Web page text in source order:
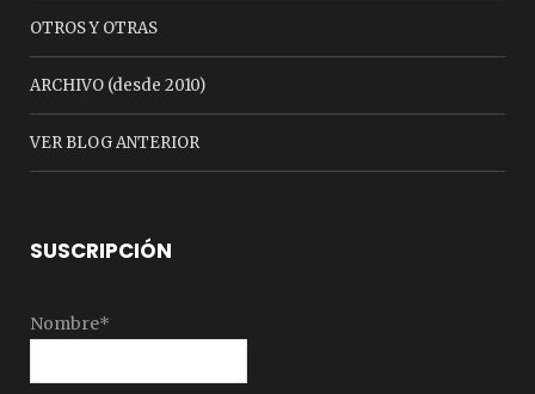
OTROS Y OTRAS
ARCHIVO (desde 2010)
VER BLOG ANTERIOR
SUSCRIPCIÓN
Nombre*